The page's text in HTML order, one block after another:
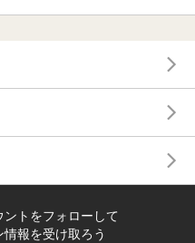
トをフォローして
報を受け取ろう